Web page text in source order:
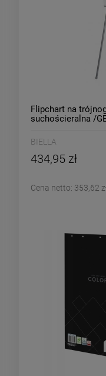
Flipchart na
suchościeralna /
BIELLA
434,95 zł
Cena netto: 353,62